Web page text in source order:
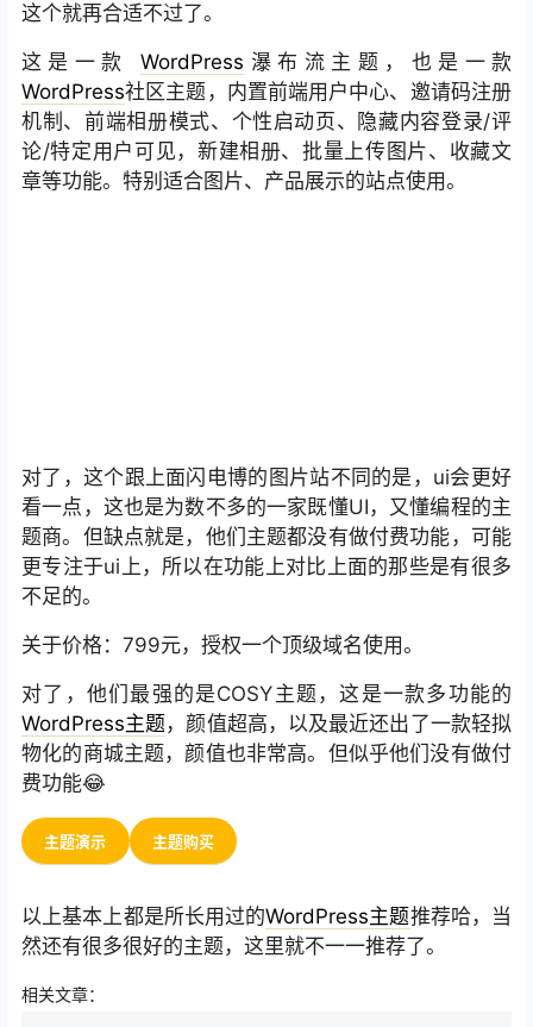
这个就再合适不过了。
这是一款WordPress 瀑布流主题，也是一款
WordPress社区主题，内置前端用户中心、邀请码注册
机制、前端相册模式、个性启动页、隐藏内容登录/评
论/特定用户可见，新建相册、批量上传图片、收藏文
章等功能。特别适合图片、产品展示的站点使用。
对了，这个跟上面闪电博的图片站不同的是，ui会更好
看一点，这也是为数不多的一家既懂UI，又懂编程的主
题商。但缺点就是，他们主题都没有做付费功能，可能
更专注于ui上，所以在功能上对比上面的那些是有很多
不足的。
关于价格：799元，授权一个顶级域名使用。
对了，他们最强的是COSY主题，这是一款多功能的
WordPress主题，颜值超高，以及最近还出了一款轻拟
物化的商城主题，颜值也非常高。但似乎他们没有做付
费功能😂
主题演示 主题购买
以上基本上都是所长用过的WordPress主题推荐哈，当
然还有很多很好的主题，这里就不一一推荐了。
相关文章：